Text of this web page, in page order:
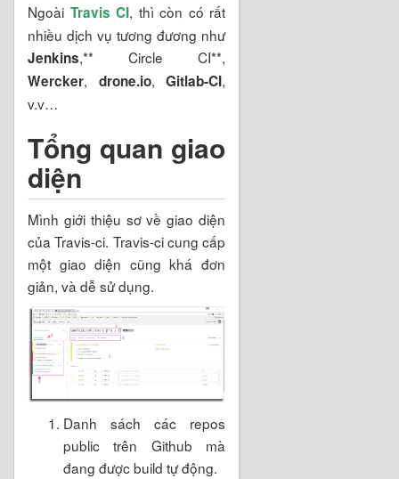
Ngoài Travis CI, thì còn có rất
nhiều dịch vụ tương đương như
Jenkins,** Circle CI**,
Wercker, drone.io, Gitlab-CI,
v.v…
Tổng quan giao
diện
Mình giới thiệu sơ về giao diện
của Travis-ci. Travis-ci cung cấp
một giao diện cũng khá đơn
giản, và dễ sử dụng.
Danh sách các repos
public trên Github mà
đang được build tự động.